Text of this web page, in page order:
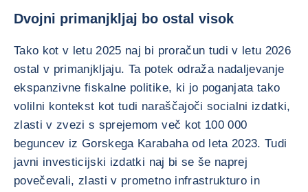
Dvojni primanjkljaj bo ostal visok
Tako kot v letu 2025 naj bi proračun tudi v letu 2026
ostal v primanjkljaju. Ta potek odraža nadaljevanje
ekspanzivne fiskalne politike, ki jo poganjata tako
volilni kontekst kot tudi naraščajoči socialni izdatki,
zlasti v zvezi s sprejemom več kot 100 000
beguncev iz Gorskega Karabaha od leta 2023. Tudi
javni investicijski izdatki naj bi se še naprej
povečevali, zlasti v prometno infrastrukturo in